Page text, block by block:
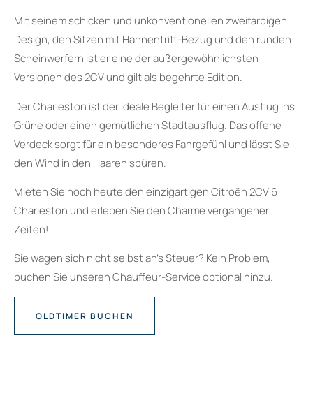
Mit seinem schicken und unkonventionellen zweifarbigen
Design, den Sitzen mit Hahnentritt-Bezug und den runden
Scheinwerfern ist er eine der außergewöhnlichsten
Versionen des 2CV und gilt als begehrte Edition.
Der Charleston ist der ideale Begleiter für einen Ausflug ins
Grüne oder einen gemütlichen Stadtausflug. Das offene
Verdeck sorgt für ein besonderes Fahrgefühl und lässt Sie
den Wind in den Haaren spüren.
Mieten Sie noch heute den einzigartigen Citroën 2CV 6
Charleston und erleben Sie den Charme vergangener
Zeiten!
Sie wagen sich nicht selbst an’s Steuer? Kein Problem,
buchen Sie unseren Chauffeur-Service optional hinzu.
OLDTIMER BUCHEN